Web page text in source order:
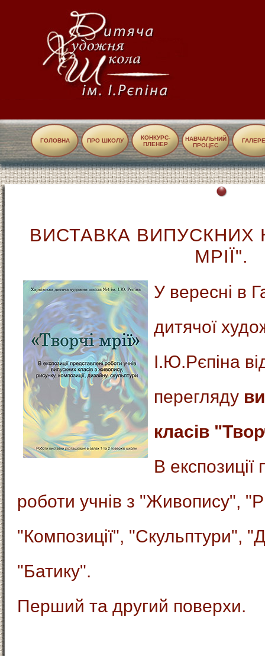
ГОЛОВНА ПРО ШКОЛУ
КОНКУРС-
ПЛЕНЕР
НАВЧАЛЬНИЙ
ПРОЦЕС
ВИСТАВКА ВИПУСКНИХ
МРІЇ".
У вересні в
дитячої
І.Ю.Рєпіна
перегляду
класів
В експозиції
роботи учнів з "Живопису",
"Композиції", "Скульптури",
"Батику".
Перший та другий поверхи.